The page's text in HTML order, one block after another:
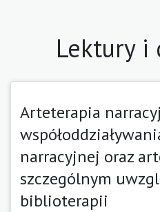
Lektury i
Arteterapia
narracyjnej oraz
szczególnym
biblioterapii